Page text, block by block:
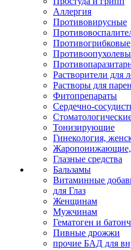
Аллергия
Противовирусные
Противогрибковые
Растворители для
Растворы для
Фитопрепараты
Сердечно-
Тонизирующие
Гинекология,
Жаропонижающие,
Глазные средства
Бальзамы
Витаминные
для Глаз
Женщинам
Мужчинам
Гематоген и
Пивные дрожжи
прочие БАД для